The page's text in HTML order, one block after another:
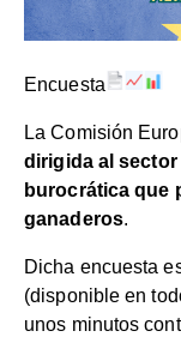
Encuesta
La Comisión
dirigida al
burocrática que
ganaderos.
Dicha encuesta
(disponible en
unos minutos